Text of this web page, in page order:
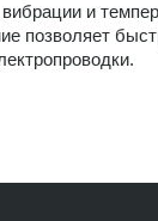
и
позволяет